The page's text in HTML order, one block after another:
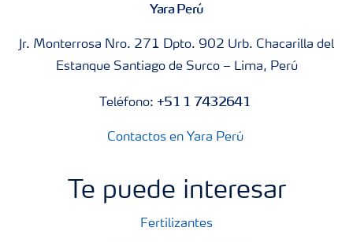
Yara Perú
Jr. Monterrosa Nro. 271 Dpto. 902 Urb. Chacarilla del
Estanque Santiago de Surco – Lima, Perú
Teléfono:+51 1 7432641
Contactos en Yara Perú
Te puede interesar
Fertilizantes